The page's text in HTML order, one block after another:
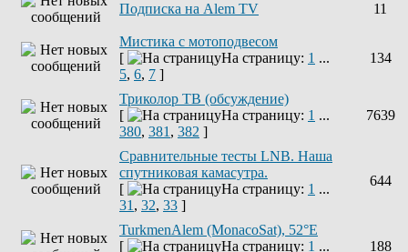
Подписка на Alem TV 11
Мистика с мотоподвесом
[
На страницу: 1 ...
5, 6, 7 ]
134
Триколор ТВ (обсуждение)
[
На страницу: 1 ...
380, 381 , 382 ]
7639
Сравнительные тесты LNB. Наша
спутниковая камасутра.
[
На страницу: 1 ...
31 , 32, 33 ]
644
TurkmenAlem (MonacoSat), 52°E
[
На страницу: 1 ...
188